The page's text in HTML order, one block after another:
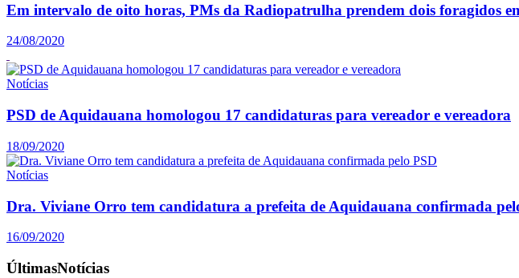
Em intervalo de oito horas, PMs da Radiopatrulha prendem dois foragidos
24/08/2020
Notícias
PSD de Aquidauana homologou 17 candidaturas para vereador e vereadora
18/09/2020
Notícias
Dra. Viviane Orro tem candidatura a prefeita de Aquidauana confirmada
16/09/2020
ÚltimasNotícias